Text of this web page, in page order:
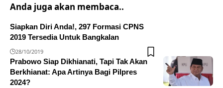
Anda juga akan membaca..
Siapkan Diri Anda!, 297 Formasi CPNS
2019 Tersedia Untuk Bangkalan
28/10/2019
Prabowo Siap Dikhianati, Tapi Tak Akan
Berkhianat: Apa Artinya Bagi Pilpres
2024?